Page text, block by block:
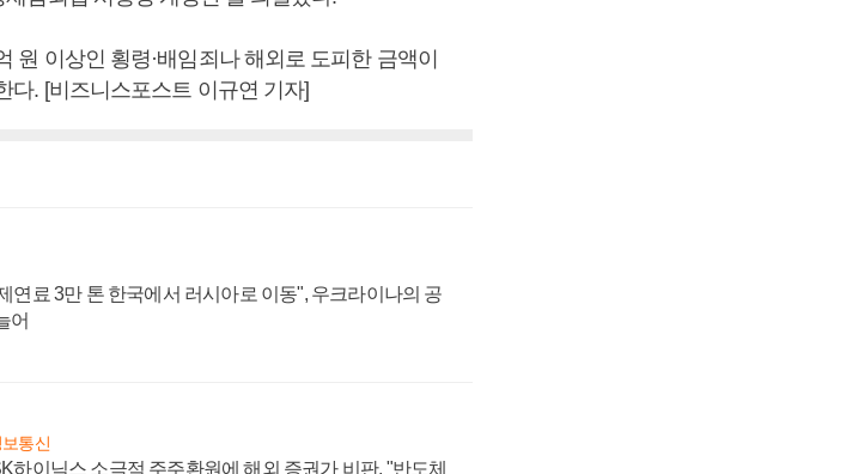
원 이상인 횡령·배임죄나 해외로 도피한 금액이
다. [비즈니스포스트 이규연 기자]
연료 3만 톤 한국에서 러시아로 이동", 우크라이나의 공
어
보통신
하이닉스 소극적 주주환원에 해외 증권가 비판, "반도체